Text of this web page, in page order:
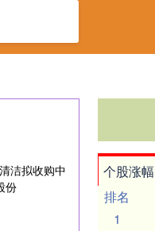
个股涨幅
排名
1